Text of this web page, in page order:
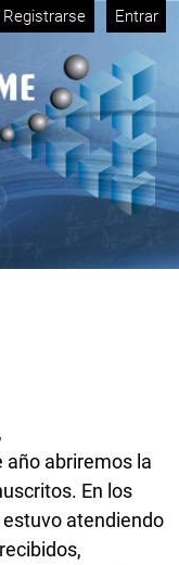
Registrarse Entrar
año abriremos la
En los
atendiendo